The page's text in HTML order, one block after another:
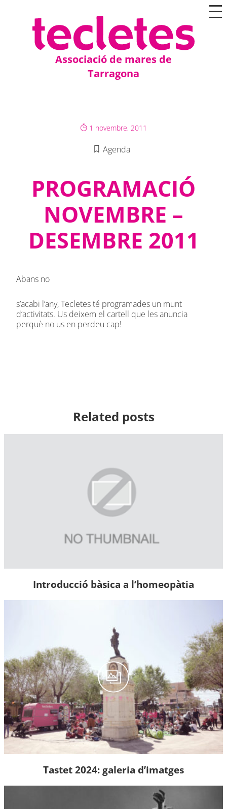
Associació de mares de
Tarragona
1 novembre, 2011
Agenda
PROGRAMACIÓ
NOVEMBRE –
DESEMBRE 2011
Abans no
s’acabi l’any, Tecletes té programades un munt
d’activitats. Us deixem el cartell que les anuncia
perquè no us en perdeu cap!
Related posts
Introducció bàsica a l’homeopàtia
Tastet 2024: galeria d’imatges